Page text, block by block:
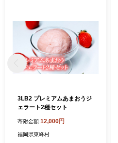
3LB2 プレミアムあまおうジ
ェラート2種セット
寄附金額 12,000円
福岡県東峰村